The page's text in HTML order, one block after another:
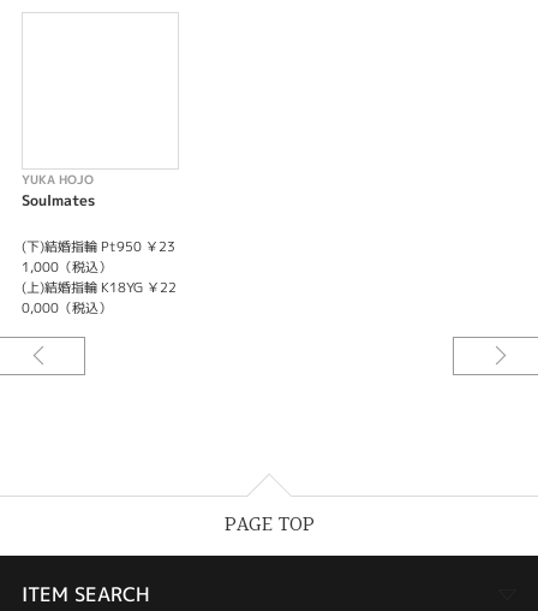
YUKA HOJO
Soulmates
(下)結婚指輪 Pt950 ￥23
1,000（税込）
(上)結婚指輪 K18YG ￥22
0,000（税込）
PAGE TOP
ITEM SEARCH